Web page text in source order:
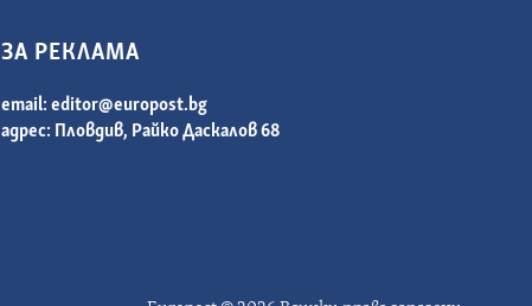
ЗА РЕКЛАМА
email:editor@europost.bg
адрес: Пловдив, Райко Даскалов 68